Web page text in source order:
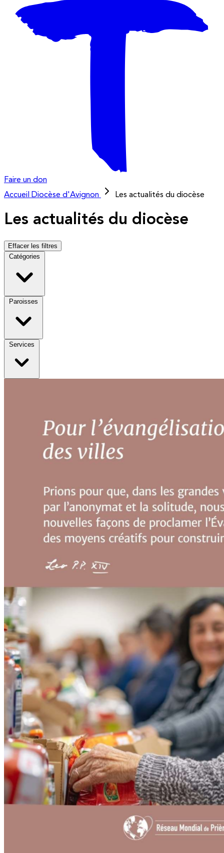
Faire un don
Accueil
Diocèse d'Avignon Les actualités du diocèse
Les actualités du diocèse
Effacer les filtres
Catégories
Paroisses
Services